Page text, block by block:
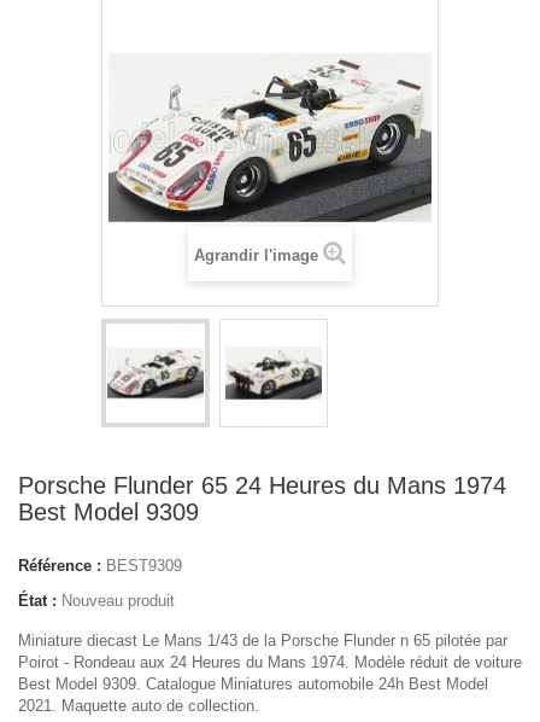
Agrandir l'image
Porsche Flunder 65 24 Heures du Mans 1974
Best Model 9309
Référence : BEST9309
État : Nouveau produit
Miniature diecast Le Mans 1/43 de la Porsche Flunder n 65 pilotée par
Poirot - Rondeau aux 24 Heures du Mans 1974. Modèle réduit de voiture
Best Model 9309. Catalogue Miniatures automobile 24h Best Model
2021. Maquette auto de collection.